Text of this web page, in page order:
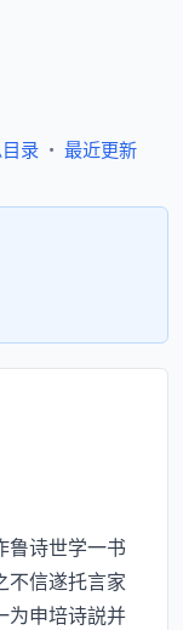
录 · 最近更新
诗世学一书
不信遂托言家
为申培诗説并